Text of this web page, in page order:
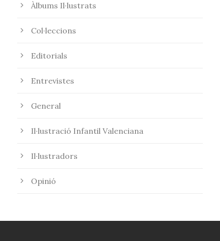
Àlbums Il·lustrats
Col·leccions
Editorials
Entrevistes
General
Il·lustració Infantil Valenciana
Il·lustradors
Opinió